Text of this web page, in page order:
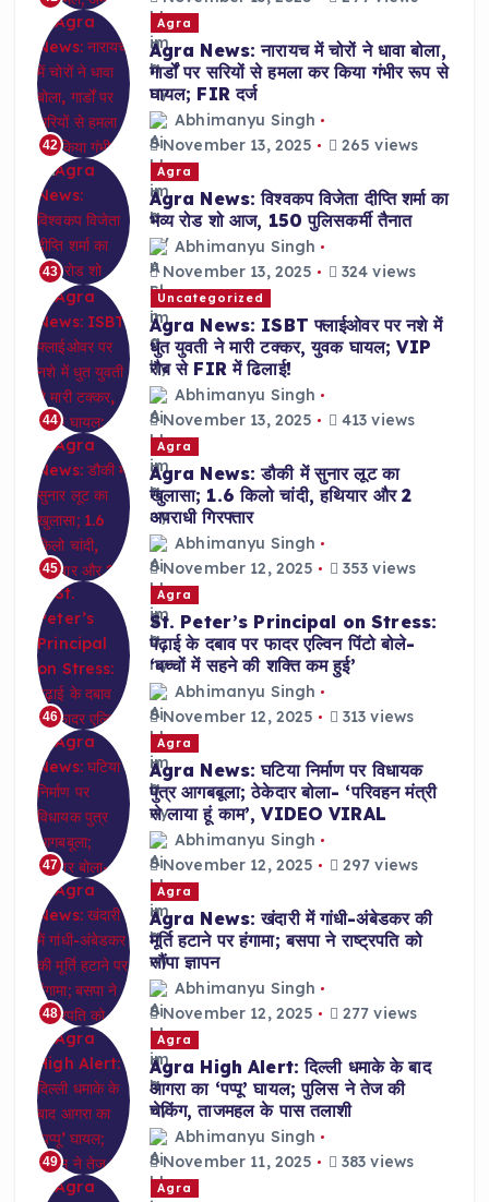
42
Agra
Agra News: नारायच में चोरों ने धावा बोला,
गार्डों पर सरियों से हमला कर किया गंभीर रूप से
घायल; FIR दर्ज
Abhimanyu Singh
November 13, 2025
265 views
43
Agra
Agra News: विश्वकप विजेता दीप्ति शर्मा का
भव्य रोड शो आज, 150 पुलिसकर्मी तैनात
Abhimanyu Singh
November 13, 2025
324 views
44
Uncategorized
Agra News: ISBT फ्लाईओवर पर नशे में
धुत युवती ने मारी टक्कर, युवक घायल; VIP
रौब से FIR में ढिलाई!
Abhimanyu Singh
November 13, 2025
413 views
45
Agra
Agra News: डौकी में सुनार लूट का
खुलासा; 1.6 किलो चांदी, हथियार और 2
अपराधी गिरफ्तार
Abhimanyu Singh
November 12, 2025
353 views
46
Agra
St. Peter’s Principal on Stress:
पढ़ाई के दबाव पर फादर एल्विन पिंटो बोले-
‘बच्चों में सहने की शक्ति कम हुई’
Abhimanyu Singh
November 12, 2025
313 views
47
Agra
Agra News: घटिया निर्माण पर विधायक
पुत्र आगबबूला; ठेकेदार बोला- ‘परिवहन मंत्री
से लाया हूं काम’, VIDEO VIRAL
Abhimanyu Singh
November 12, 2025
297 views
48
Agra
Agra News: खंदारी में गांधी-अंबेडकर की
मूर्ति हटाने पर हंगामा; बसपा ने राष्ट्रपति को
सौंपा ज्ञापन
Abhimanyu Singh
November 12, 2025
277 views
49
Agra
Agra High Alert: दिल्ली धमाके के बाद
आगरा का ‘पप्पू’ घायल; पुलिस ने तेज की
चेकिंग, ताजमहल के पास तलाशी
Abhimanyu Singh
November 11, 2025
383 views
Agra